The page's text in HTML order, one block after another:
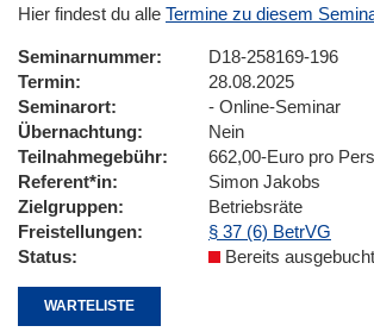
Hier findest du alle Termine zu diesem
Seminarnummer
D18-258169-196
Termin
28.08.2025
Seminarort
- Online-Seminar
Übernachtung
Nein
Teilnahmegebühr
662,00-Euro pro
Referent*in
Simon Jakobs
Zielgruppen
Betriebsräte
Freistellungen
§ 37 (6) BetrVG
Status
Bereits ausgebucht
WARTELISTE